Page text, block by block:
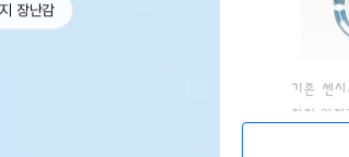
장난감